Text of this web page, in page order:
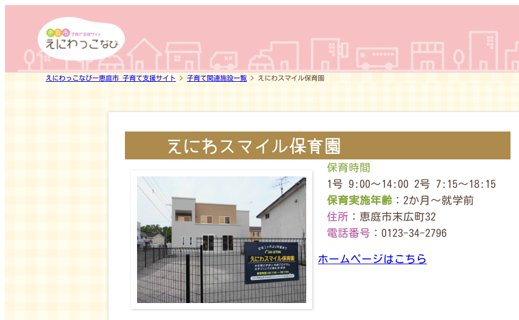
えにわっこなびー恵庭市 子育て支援サイト >子育て関連施設一覧 > えにわスマイル保育園
えにわスマイル保育園
保育時間
1号 9:00〜14:00 2号 7:15〜18:15
保育実施年齢 ：2か月～就学前
住所 ：恵庭市末広町32
電話番号 ：0123-34-2796
ホームページはこちら